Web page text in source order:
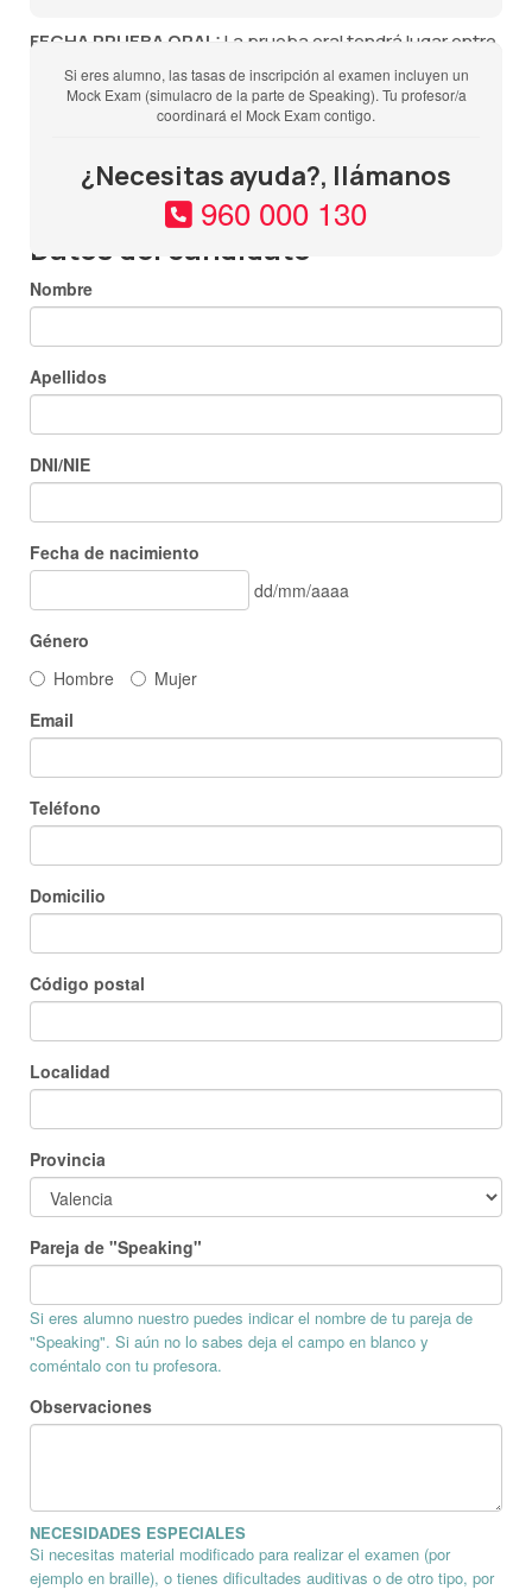
Si eres alumno, las tasas de inscripción al examen incluyen un
Mock Exam (simulacro de la parte de Speaking). Tu profesor/a
coordinará el Mock Exam contigo.
¿Necesitas ayuda?, llámanos
960 000 130
FECHA PRUEBA ORAL:La prueba oral tendrá lugar entre
una semana antes, los dos días posteriores o el mismo
día de la prueba escrita y deberás estar disponible
durante todo ese período de tiempo pues NO SE PUEDE
CAMBIAR LA FECHA DE NINGUNA DE LAS PARTES DEL
EXAMEN.
Datos del candidato
Nombre
Apellidos
DNI/NIE
Fecha de nacimiento
dd/mm/aaaa
Género
Hombre
Mujer
Email
Teléfono
Domicilio
Código postal
Localidad
Provincia
Pareja de "Speaking"
Si eres alumno nuestro puedes indicar el nombre de tu pareja de
"Speaking". Si aún no lo sabes deja el campo en blanco y
coméntalo con tu profesora.
Observaciones
NECESIDADES ESPECIALES
Si necesitas material modificado para realizar el examen (por
ejemplo en braille), o tienes dificultades auditivas o de otro tipo, por